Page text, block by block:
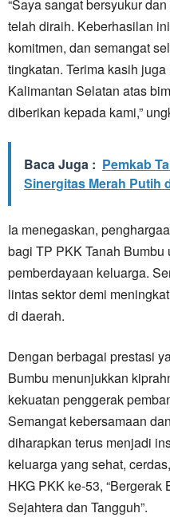
“Saya sangat bersyukur
telah diraih. Keberhasilan
komitmen, dan semangat
tingkatan. Terima kasih
Kalimantan Selatan atas
diberikan kepada kami,”
Baca Juga : Pemkab
Sinergitas Merah Putih
Ia menegaskan,
bagi TP PKK Tanah
pemberdayaan keluarga.
lintas sektor demi
di daerah.
Dengan berbagai prestasi
Bumbu menunjukkan
kekuatan penggerak
Semangat kebersamaan
diharapkan terus menjadi
keluarga yang sehat,
HKG PKK ke-53,
Sejahtera dan Tangguh”.